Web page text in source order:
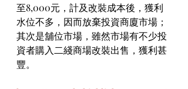
至8,000元，計及改裝成本後，獲利
水位不多，因而放棄投資商廈市場；
其次是舖位市場，雖然市場有不少投
資者購入二綫商場改裝出售，獲利甚
豐。